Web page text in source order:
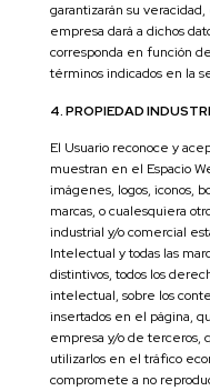
garantizarán su
empresa dará a dichos
corresponda en función
términos indicados en la
4. PROPIEDAD
El Usuario reconoce y
muestran en el Espacio
imágenes, logos, iconos,
marcas, o cualesquiera
industrial y/o comercial
Intelectual y todas las
distintivos, todos los
intelectual, sobre los
insertados en el página,
empresa y/o de
utilizarlos en el tráfico
compromete a no